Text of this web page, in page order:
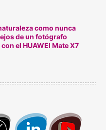
como nunca
de un fotógrafo
el HUAWEI Mate X7